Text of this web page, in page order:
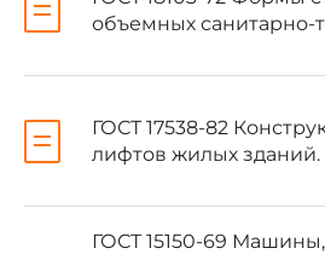
объемных санитарно-
ГОСТ 17538-82
лифтов жилых зданий.
ГОСТ 15150-69